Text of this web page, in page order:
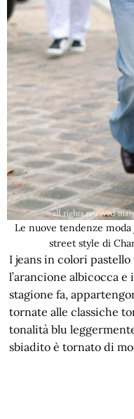
Le nuove tendenze
street style di
I jeans in colori
l’arancione albicocca
stagione fa,
tornate alle classiche
tonalità blu
sbiadito è tornato di